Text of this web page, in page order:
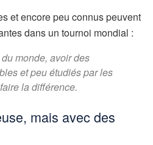
et encore peu connus peuvent
dans un tournoi mondial :
monde, avoir des
et peu étudiés par les
la différence.
mais avec des